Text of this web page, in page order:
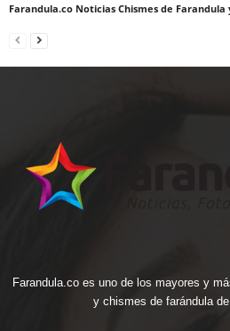
Farandula.co Noticias Chismes de Farandula
Farandula.co es uno de los mayores y
y chismes de farándula